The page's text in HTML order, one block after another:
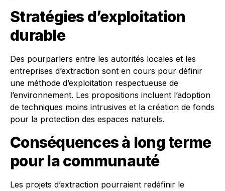
Stratégies d’exploitation
durable
Des pourparlers entre les autorités locales et les
entreprises d’extraction sont en cours pour définir
une méthode d’exploitation respectueuse de
l’environnement. Les propositions incluent l’adoption
de techniques moins intrusives et la création de fonds
pour la protection des espaces naturels.
Conséquences à long terme
pour la communauté
Les projets d’extraction pourraient redéfinir le